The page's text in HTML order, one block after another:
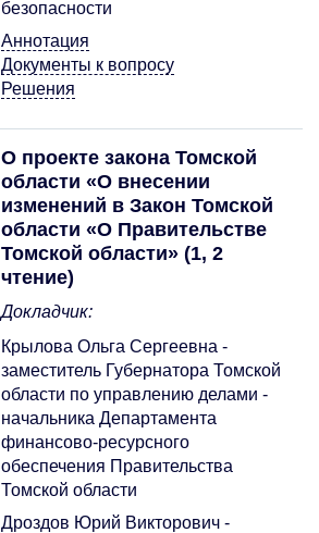
безопасности
Аннотация
Документы к вопросу
Решения
О проекте закона Томской
области «О внесении
изменений в Закон Томской
области «О Правительстве
Томской области» (1, 2
чтение)
Докладчик:
Крылова Ольга Сергеевна -
заместитель Губернатора Томской
области по управлению делами -
начальника Департамента
финансово-ресурсного
обеспечения Правительства
Томской области
Дроздов Юрий Викторович -